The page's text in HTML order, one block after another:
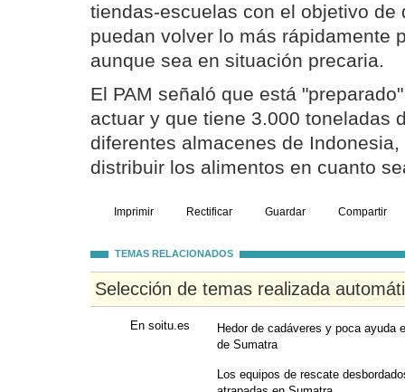
tiendas-escuelas con el objetivo de
puedan volver lo más rápidamente
aunque sea en situación precaria.
El PAM señaló que está
actuar y que tiene 3.000 toneladas
diferentes almacenes de
distribuir los alimentos en cuanto
Imprimir Rectificar Guardar Compartir
TEMAS RELACIONADOS
Selección de temas realizada
En soitu.es
Hedor de cadáveres y poca ayuda
de Sumatra
Los equipos de rescate